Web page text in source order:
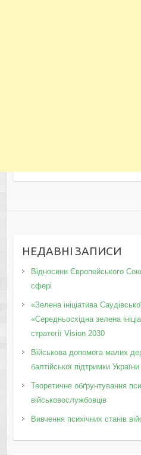
НЕДАВНІ ЗАПИСИ
Відносини Європейського
сфері
«Зелена ініціатива
«Середньосхідна зелена
стратегії Vision 2030
Військова допомога малих
балтійської підтримки України
Теоретичне обґрунтування
військовослужбовців
Вивчення психічних станів